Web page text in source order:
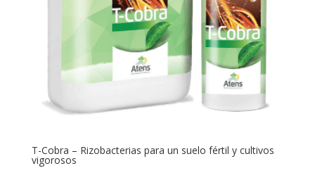
T-Cobra – Rizobacterias para un suelo fértil y cultivos
vigorosos